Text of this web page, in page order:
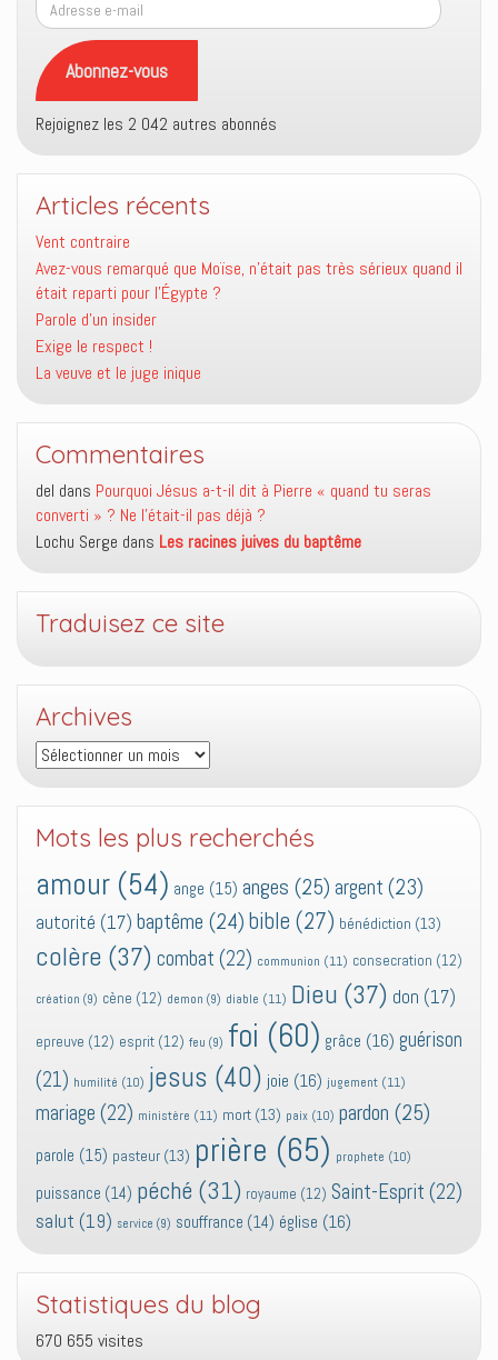
e-
mail
Abonnez-vous
Rejoignez les 2 042 autres abonnés
Articles récents
Vent contraire
Avez-vous remarqué que Moïse, n’était pas très sérieux quand il
était reparti pour l’Égypte ?
Parole d’un insider
Exige le respect !
La veuve et le juge inique
Commentaires
del dans Pourquoi Jésus a-t-il dit à Pierre « quand tu seras
converti » ? Ne l’était-il pas déjà ?
Lochu Serge dans Les racines juives du baptême
Traduisez ce site
Archives
Archives
Mots les plus recherchés
amour (54) ange (15) anges (25) argent (23)
autorité (17) baptême (24) bible (27) bénédiction (13)
colère (37) combat (22) communion (11) consecration (12)
création (9) cène (12) demon (9) diable (11) Dieu (37) don (17)
epreuve (12) esprit (12) feu (9) foi (60) grâce (16) guérison
(21) humilité (10) jesus (40) joie (16) jugement (11)
mariage (22) ministère (11) mort (13) paix (10) pardon (25)
parole (15) pasteur (13) prière (65) prophete (10)
puissance (14) péché (31) royaume (12) Saint-Esprit (22)
salut (19) service (9) souffrance (14) église (16)
Statistiques du blog
670 655 visites